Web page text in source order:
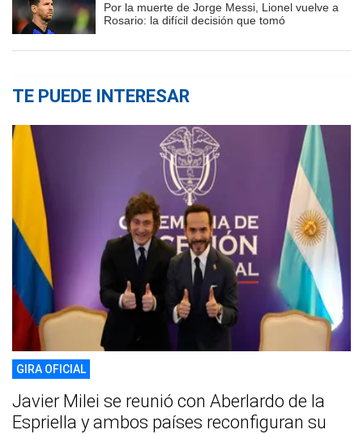
Por la muerte de Jorge Messi, Lionel vuelve a
Rosario: la difícil decisión que tomó
TE PUEDE INTERESAR
GIRA OFICIAL
Javier Milei se reunió con Aberlardo de la
Espriella y ambos países reconfiguran su